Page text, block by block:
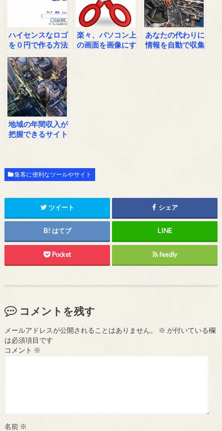
ハイセンスなロゴ
を０円で作る方法
楽々、パソコン上
の画面を画像にす
あなたの代わりに
情報を自動で収集
地域の年間収入が
把握できるサイト
集客に便利なツールやサイト
ツイート シェア
はてブ
Pocket feedly
コメントを残す
メールアドレスが公開されることはありません。 ※ が付いている欄
は必須項目です
コメント ※
名前 ※